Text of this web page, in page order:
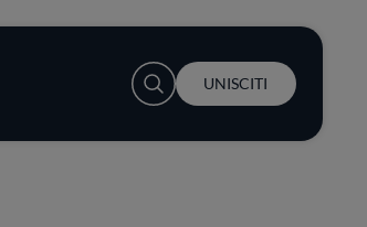
User account menu
UNISCITI